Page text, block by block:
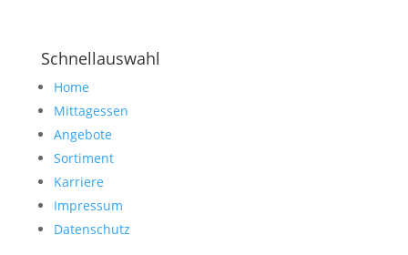
Schnellauswahl
Home
Mittagessen
Angebote
Sortiment
Karriere
Impressum
Datenschutz